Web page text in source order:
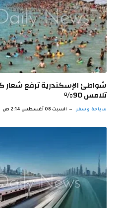
شواطئ الإسكندرية ترفع شعار
تلامس 90%
سياحة وسفر السبت 08 أغسطس 2:14 ص